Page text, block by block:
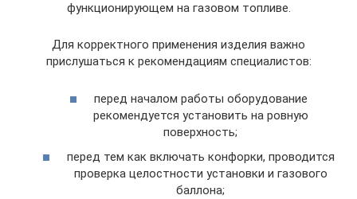
функционирующем на газовом топливе.
Для корректного применения изделия важно
прислушаться к рекомендациям специалистов:
перед началом работы оборудование
рекомендуется установить на ровную
поверхность;
перед тем как включать конфорки, проводится
проверка целостности установки и газового
баллона;